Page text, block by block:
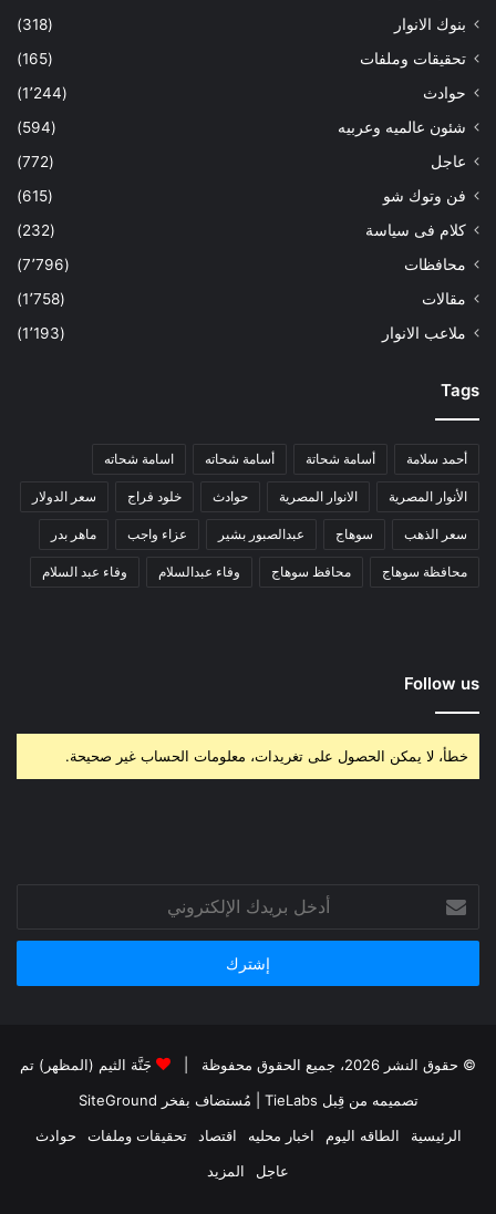
بنوك الانوار
(318)
تحقيقات وملفات
(165)
حوادث
(1٬244)
شئون عالميه وعربيه
(594)
عاجل
(772)
فن وتوك شو
(615)
كلام فى سياسة
(232)
محافظات
(7٬796)
مقالات
(1٬758)
ملاعب الانوار
(1٬193)
Tags
أحمد سلامة أسامة شحاتة أسامة شحاته اسامة شحاته
الأنوار المصرية الانوار المصرية حوادث خلود فراج سعر الدولار
سعر الذهب سوهاج عبدالصبور بشير عزاء واجب ماهر بدر
محافظة سوهاج محافظ سوهاج وفاء عبدالسلام وفاء عبد السلام
Follow us
خطأ، لا يمكن الحصول على تغريدات، معلومات الحساب غير صحيحة.
بريدك
الإلكتروني
© حقوق النشر 2026، جميع الحقوق محفوظة |
جَنَّة الثيم (المظهر) تم
تصميمه من قِبل TieLabs
| مُستضاف بفخر SiteGround
الرئيسية
الطاقه اليوم اخبار محليه اقتصاد تحقيقات وملفات
حوادث
عاجل
المزيد